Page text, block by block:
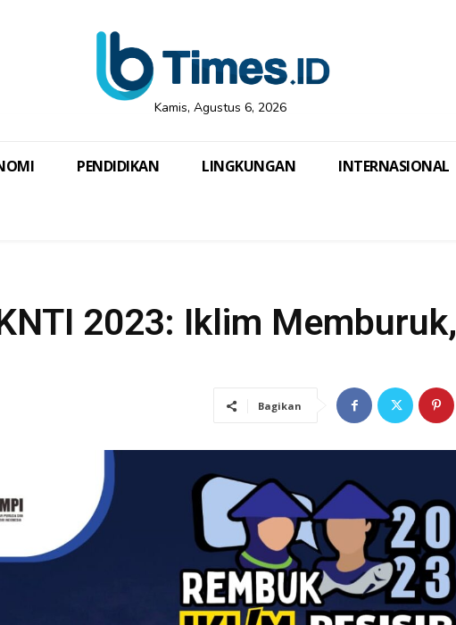
Kamis, Agustus 6, 2026
PENDIDIKAN LINGKUNGAN INTERNASIONAL
2023: Iklim Memburuk,
Bagikan